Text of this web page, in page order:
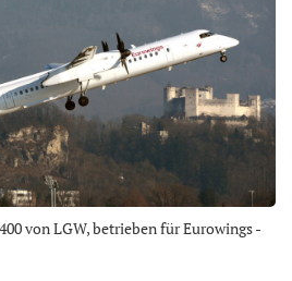
von LGW, betrieben für Eurowings -